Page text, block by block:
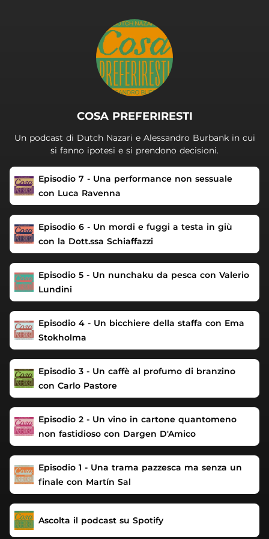
COSA PREFERIRESTI
Un podcast di Dutch Nazari e Alessandro Burbank in cui
si fanno ipotesi e si prendono decisioni.
Episodio 7 - Una performance non sessuale
con Luca Ravenna
Episodio 6 - Un mordi e fuggi a testa in giù
con la Dott.ssa Schiaffazzi
Episodio 5 - Un nunchaku da pesca con Valerio
Lundini
Episodio 4 - Un bicchiere della staffa con Ema
Stokholma
Episodio 3 - Un caffè al profumo di branzino
con Carlo Pastore
Episodio 2 - Un vino in cartone quantomeno
non fastidioso con Dargen D'Amico
Episodio 1 - Una trama pazzesca ma senza un
finale con Martín Sal
Ascolta il podcast su Spotify